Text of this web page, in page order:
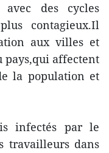
avec des cycles
contagieux.Il
aux villes et
pays,qui affectent
la population et
infectés par le
travailleurs dans